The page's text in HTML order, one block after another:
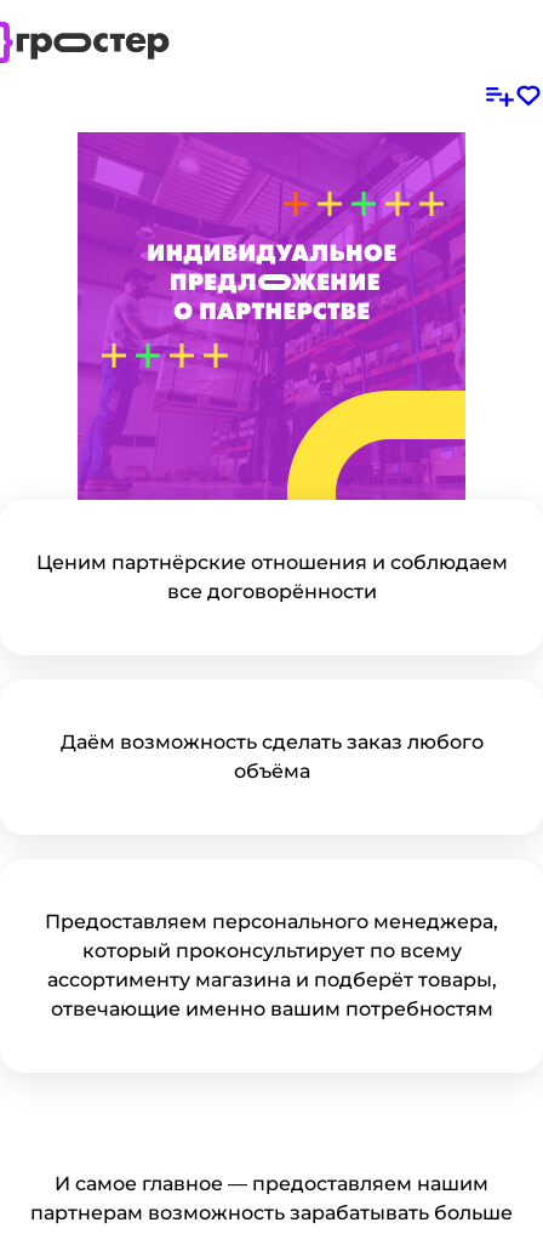
Ценим партнёрские отношения и соблюдаем
все договорённости
Предоставляем персонального менеджера,
который проконсультирует по всему
ассортименту магазина и подберёт товары,
отвечающие именно вашим потребностям
Даём возможность сделать заказ любого
объёма
И самое главное — предоставляем нашим
партнерам возможность зарабатывать больше